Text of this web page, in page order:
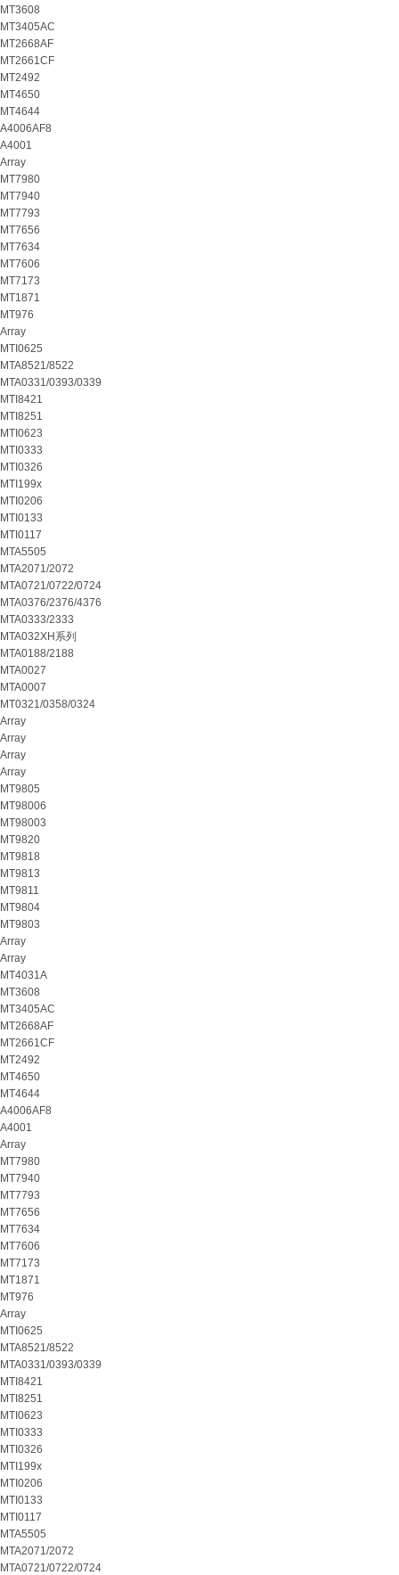
MT3608
MT3405AC
MT2668AF
MT2661CF
MT2492
MT4650
MT4644
A4006AF8
A4001
Array
MT7980
MT7940
MT7793
MT7656
MT7634
MT7606
MT7173
MT1871
MT976
Array
MTI0625
MTA8521/8522
MTA0331/0393/0339
MTI8421
MTI8251
MTI0623
MTI0333
MTI0326
MTI199x
MTI0206
MTI0133
MTI0117
MTA5505
MTA2071/2072
MTA0721/0722/0724
MTA0376/2376/4376
MTA0333/2333
MTA032XH系列
MTA0188/2188
MTA0027
MTA0007
MT0321/0358/0324
Array
Array
Array
Array
MT9805
MT98006
MT98003
MT9820
MT9818
MT9813
MT9811
MT9804
MT9803
Array
Array
MT4031A
MT3608
MT3405AC
MT2668AF
MT2661CF
MT2492
MT4650
MT4644
A4006AF8
A4001
Array
MT7980
MT7940
MT7793
MT7656
MT7634
MT7606
MT7173
MT1871
MT976
Array
MTI0625
MTA8521/8522
MTA0331/0393/0339
MTI8421
MTI8251
MTI0623
MTI0333
MTI0326
MTI199x
MTI0206
MTI0133
MTI0117
MTA5505
MTA2071/2072
MTA0721/0722/0724